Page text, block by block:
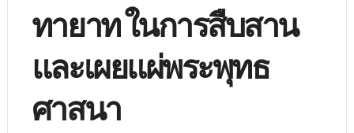
ทายาท ในการสืบสาน
และเผยแผ่พระพุทธ
ศาสนา